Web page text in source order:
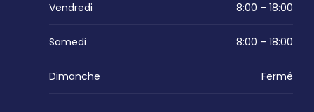
Vendredi 8:00 – 18:00
Samedi 8:00 – 18:00
Dimanche Fermé